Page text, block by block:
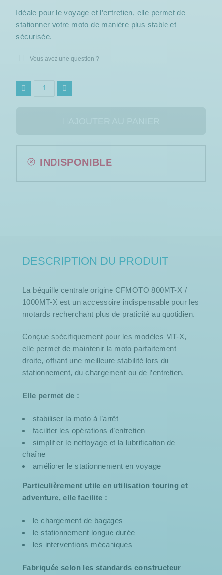
Idéale pour le voyage et l’entretien, elle permet de
stationner votre moto de manière plus stable et
sécurisée.
Vous avez une question ?
INDISPONIBLE
DESCRIPTION DU PRODUIT
La béquille centrale origine CFMOTO 800MT-X /
1000MT-X est un accessoire indispensable pour les
motards recherchant plus de praticité au quotidien.
Conçue spécifiquement pour les modèles MT-X,
elle permet de maintenir la moto parfaitement
droite, offrant une meilleure stabilité lors du
stationnement, du chargement ou de l’entretien.
Elle permet de :
stabiliser la moto à l’arrêt
faciliter les opérations d’entretien
simplifier le nettoyage et la lubrification de
chaîne
améliorer le stationnement en voyage
Particulièrement utile en utilisation touring et
adventure, elle facilite :
le chargement de bagages
le stationnement longue durée
les interventions mécaniques
Fabriquée selon les standards constructeur